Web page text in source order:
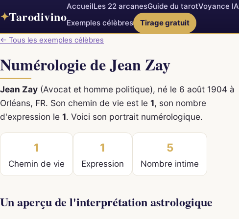
✦Tarodivino
AccueilLes 22 arcanesGuide du tarotVoyance IA
Exemples célèbres
Tirage gratuit
← Tous les exemples célèbres
Numérologie de Jean Zay
Jean Zay (Avocat et homme politique), né le 6 août 1904 à
Orléans, FR. Son chemin de vie est le 1, son nombre
d'expression le 1. Voici son portrait numérologique.
1
Chemin de vie
1
Expression
5
Nombre intime
Un aperçu de l'interprétation astrologique